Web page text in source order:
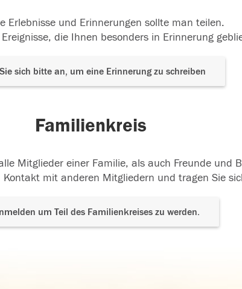
Erlebnisse und Erinnerungen sollte man teilen.
die Ihnen besonders in Erinnerung
sich bitte an, um eine Erinnerung zu schreiben
Familienkreis
Mitglieder einer Familie, als auch Freunde und
mit anderen Mitgliedern und tragen Sie
um Teil des Familienkreises zu werden.